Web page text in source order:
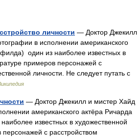
личности — Доктор Джекилл
в исполнении американского
один из наиболее известных в
примеров персонажей с
личности. Не следует путать с
— Доктор Джекилл и мистер Хайд
американского актёра Ричарда
известных в художественной
с расстройством